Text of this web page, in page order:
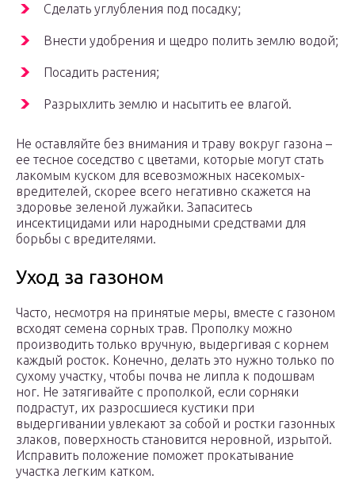
Сделать углубления под посадку;
Внести удобрения и щедро полить землю водой;
Посадить растения;
Разрыхлить землю и насытить ее влагой.
Не оставляйте без внимания и траву вокруг газона –
ее тесное соседство с цветами, которые могут стать
лакомым куском для всевозможных насекомых-
вредителей, скорее всего негативно скажется на
здоровье зеленой лужайки. Запаситесь
инсектицидами или народными средствами для
борьбы с вредителями.
Уход за газоном
Часто, несмотря на принятые меры, вместе с газоном
всходят семена сорных трав. Прополку можно
производить только вручную, выдергивая с корнем
каждый росток. Конечно, делать это нужно только по
сухому участку, чтобы почва не липла к подошвам
ног. Не затягивайте с прополкой, если сорняки
подрастут, их разросшиеся кустики при
выдергивании увлекают за собой и ростки газонных
злаков, поверхность становится неровной, изрытой.
Исправить положение поможет прокатывание
участка легким катком.